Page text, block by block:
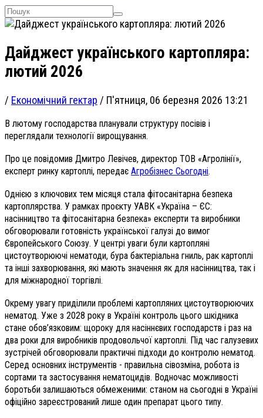
Дайджест українського картопляра:
лютий 2026
/ Економічний гектар / П'ятниця, 06 березня 2026 13:21
В лютому господарства планували структуру посівів і
переглядали технології вирощування.
Про це повідомив Дмитро Левічев, директор ТОВ «Агролінії»,
експерт ринку картоплі, передає Агробізнес Сьогодні.
Однією з ключових тем місяця стала фітосанітарна безпека
картоплярства. У рамках проєкту УАВК «Україна – ЄС:
насінництво та фітосанітарна безпека» експерти та виробники
обговорювали готовність української галузі до вимог
Європейського Союзу. У центрі уваги були картопляні
цистоутворюючі нематоди, бура бактеріальна гниль, рак картоплі
та інші захворювання, які мають значення як для насінництва, так і
для міжнародної торгівлі.
Окрему увагу приділили проблемі картопляних цистоутворюючих
нематод. Уже з 2028 року в Україні контроль цього шкідника
стане обов’язковим: щороку для насіннєвих господарств і раз на
два роки для виробників продовольчої картоплі. Під час галузевих
зустрічей обговорювали практичні підходи до контролю нематод.
Серед основних інструментів - правильна сівозміна, робота із
сортами та застосування нематоцидів. Водночас можливості
боротьби залишаються обмеженими: станом на сьогодні в Україні
офіційно зареєстрований лише один препарат цього типу.